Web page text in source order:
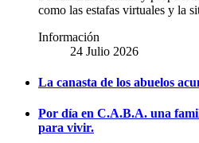
como las estafas virtuales y la
Información
24 Julio 2026
La canasta de los abuelos
Por día en C.A.B.A. una
para vivir.